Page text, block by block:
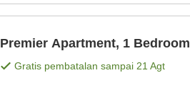
Premier Apartment, 1 Bedroom
Gratis pembatalan sampai 21 Agt